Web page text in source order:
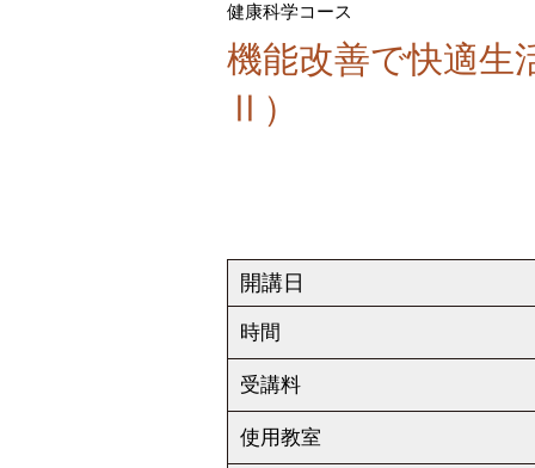
健康科学コース
機能改善で快適
Ⅱ）
開講日
時間
受講料
使用教室